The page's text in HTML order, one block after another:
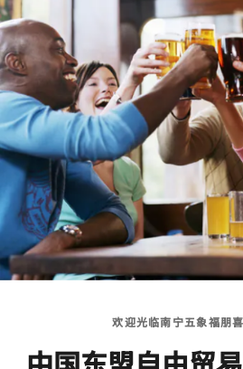
欢迎光临南宁五象福朋